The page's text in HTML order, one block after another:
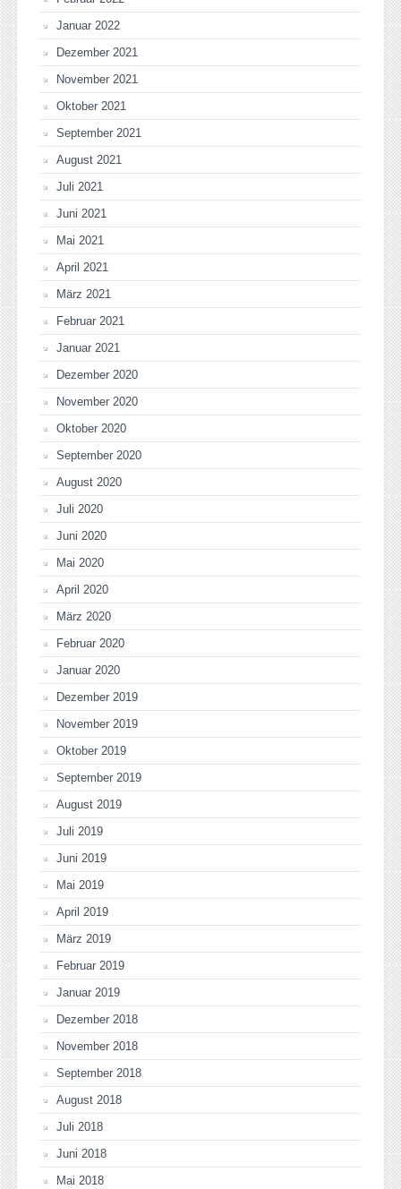
Januar 2022
Dezember 2021
November 2021
Oktober 2021
September 2021
August 2021
Juli 2021
Juni 2021
Mai 2021
April 2021
März 2021
Februar 2021
Januar 2021
Dezember 2020
November 2020
Oktober 2020
September 2020
August 2020
Juli 2020
Juni 2020
Mai 2020
April 2020
März 2020
Februar 2020
Januar 2020
Dezember 2019
November 2019
Oktober 2019
September 2019
August 2019
Juli 2019
Juni 2019
Mai 2019
April 2019
März 2019
Februar 2019
Januar 2019
Dezember 2018
November 2018
September 2018
August 2018
Juli 2018
Juni 2018
Mai 2018